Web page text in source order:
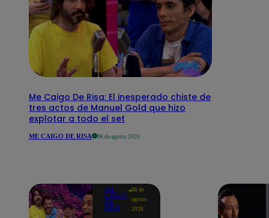
Me Caigo De Risa: El inesperado chiste de
tres actos de Manuel Gold que hizo
explotar a todo el set
ME CAIGO DE RISA 06 de agosto 2026
ME
CAIGO
DE
RISA
06 de
agosto
2026